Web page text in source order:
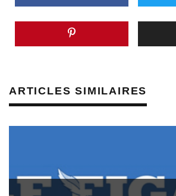
ARTICLES SIMILAIRES